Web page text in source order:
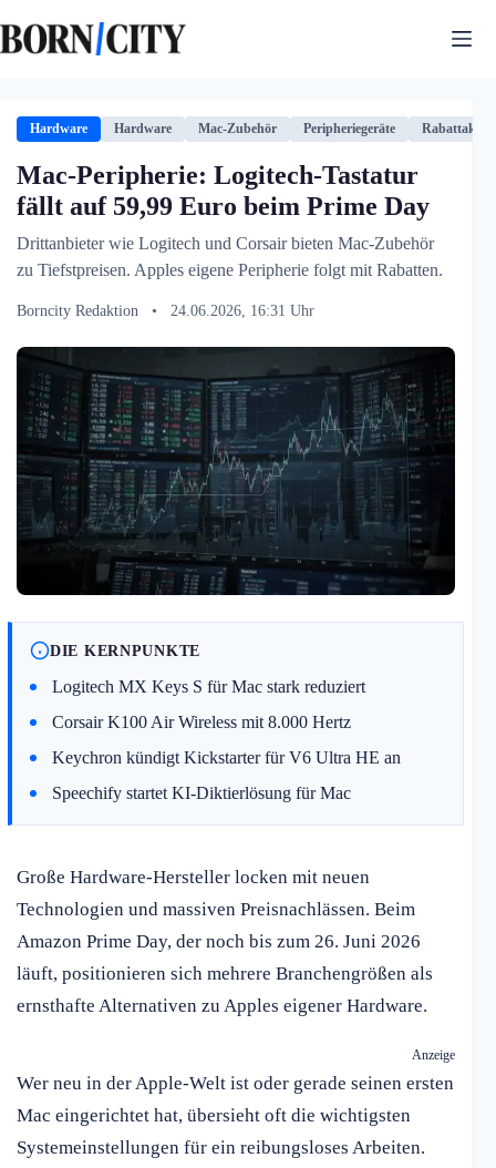
Inhalt
springen
Hardware Hardware Mac-Zubehör Peripheriegeräte
Mac-Peripherie: Logitech-Tastatur
fällt auf 59,99 Euro beim Prime Day
Drittanbieter wie Logitech und Corsair bieten Mac-Zubehör
zu Tiefstpreisen. Apples eigene Peripherie folgt mit Rabatten.
Borncity Redaktion • 24.06.2026, 16:31 Uhr
DIE KERNPUNKTE
Logitech MX Keys S für Mac stark reduziert
Corsair K100 Air Wireless mit 8.000 Hertz
Keychron kündigt Kickstarter für V6 Ultra HE an
Speechify startet KI-Diktierlösung für Mac
Große Hardware-Hersteller locken mit neuen
Technologien und massiven Preisnachlässen. Beim
Amazon Prime Day, der noch bis zum 26. Juni 2026
läuft, positionieren sich mehrere Branchengrößen als
ernsthafte Alternativen zu Apples eigener Hardware.
Anzeige
Wer neu in der Apple-Welt ist oder gerade seinen ersten
Mac eingerichtet hat, übersieht oft die wichtigsten
Systemeinstellungen für ein reibungsloses Arbeiten.